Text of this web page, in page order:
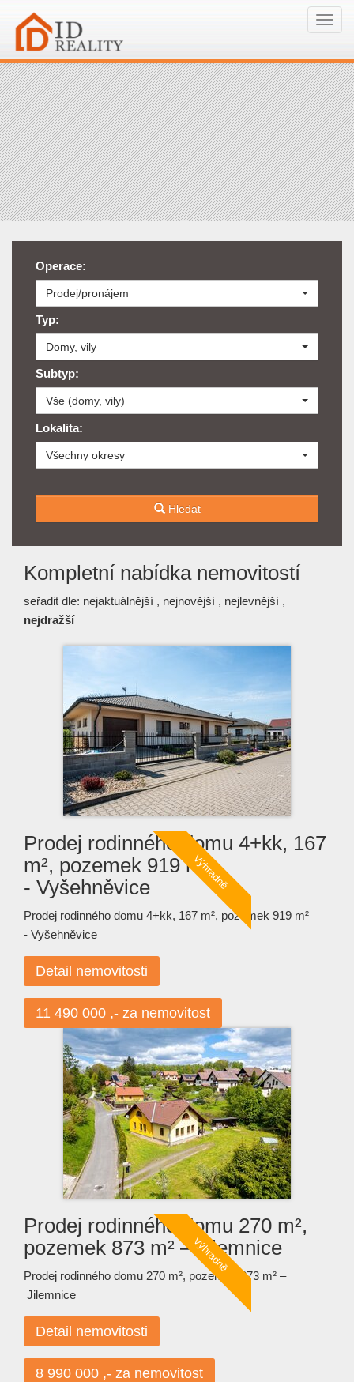
Operace:
Prodej/pronájem
Typ:
Domy, vily
Subtyp:
Vše (domy, vily)
Lokalita:
Všechny okresy
Hledat
Kompletní nabídka nemovitostí
seřadit dle: nejaktuálnější , nejnovější , nejlevnější ,
nejdražší
Prodej rodinného domu 4+kk, 167
m², pozemek 919 m²
- Vyšehněvice
Prodej rodinného domu 4+kk, 167 m², pozemek 919 m²
- Vyšehněvice
Detail nemovitosti
11 490 000 ,- za nemovitost
Prodej rodinného domu 270 m²,
pozemek 873 m² – Jilemnice
Prodej rodinného domu 270 m², pozemek 873 m² –
Jilemnice
Detail nemovitosti
8 990 000 ,- za nemovitost